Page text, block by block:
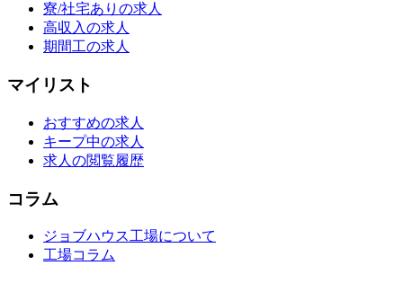
寮/社宅ありの求人
高収入の求人
期間工の求人
マイリスト
おすすめの求人
キープ中の求人
求人の閲覧履歴
コラム
ジョブハウス工場について
工場コラム